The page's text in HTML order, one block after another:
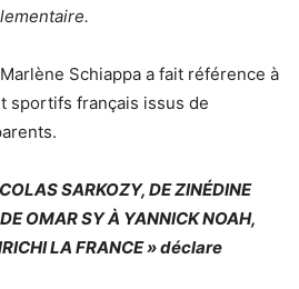
Schiappa a fait référence à
sportifs français issus de
SARKOZY, DE ZINÉDINE
OMAR SY À YANNICK NOAH,
LA FRANCE » déclare